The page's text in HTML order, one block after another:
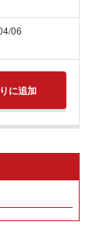
06
に追加